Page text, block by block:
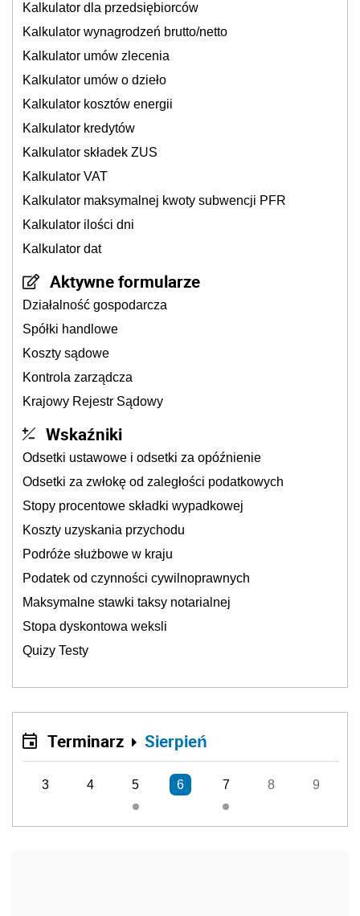
Kalkulator dla przedsiębiorców
Kalkulator wynagrodzeń brutto/netto
Kalkulator umów zlecenia
Kalkulator umów o dzieło
Kalkulator kosztów energii
Kalkulator kredytów
Kalkulator składek ZUS
Kalkulator VAT
Kalkulator maksymalnej kwoty subwencji PFR
Kalkulator ilości dni
Kalkulator dat
Aktywne formularze
Działalność gospodarcza
Spółki handlowe
Koszty sądowe
Kontrola zarządcza
Krajowy Rejestr Sądowy
Wskaźniki
Odsetki ustawowe i odsetki za opóźnienie
Odsetki za zwłokę od zaległości podatkowych
Stopy procentowe składki wypadkowej
Koszty uzyskania przychodu
Podróże służbowe w kraju
Podatek od czynności cywilnoprawnych
Maksymalne stawki taksy notarialnej
Stopa dyskontowa weksli
Quizy Testy
Terminarz Sierpień
3 4 5 6 7 8 9